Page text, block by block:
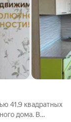
41,9 квадратных
дома. В